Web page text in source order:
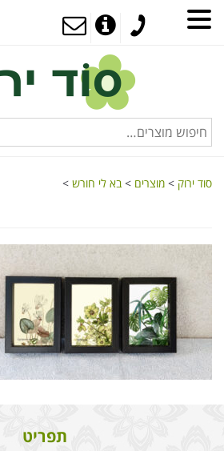
סוד ירוק > מוצרים >בא לי חורש >
תפריט